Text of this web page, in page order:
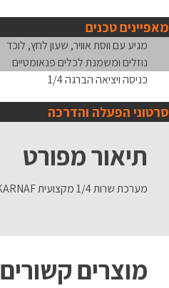
מאפיינים טכנים
מגיע עם ווסת אוויר, שעון לחץ, לוכד
נוזלים ומשמנת לכלים פנאומטיים
כניסה ויציאה הברגה 1/4
סרטוני הפעלה והדרכה
תיאור מפורט
מערכת שרות 1/4 מקצועית KARNAF – מבית לוירון
מוצרים קשורים